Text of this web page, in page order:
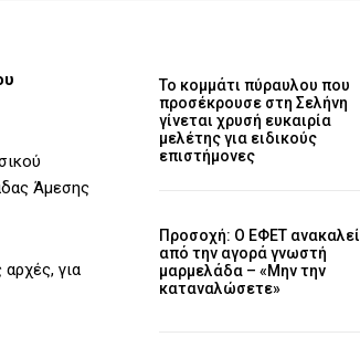
Άμεσης
αρχές, για
Το κομμάτι πύραυλου που
προσέκρουσε στη Σελήνη
γίνεται χρυσή ευκαιρία
μελέτης για ειδικούς
επιστήμονες
Προσοχή: Ο ΕΦΕΤ ανακαλεί
από την αγορά γνωστή
μαρμελάδα – «Μην την
καταναλώσετε»